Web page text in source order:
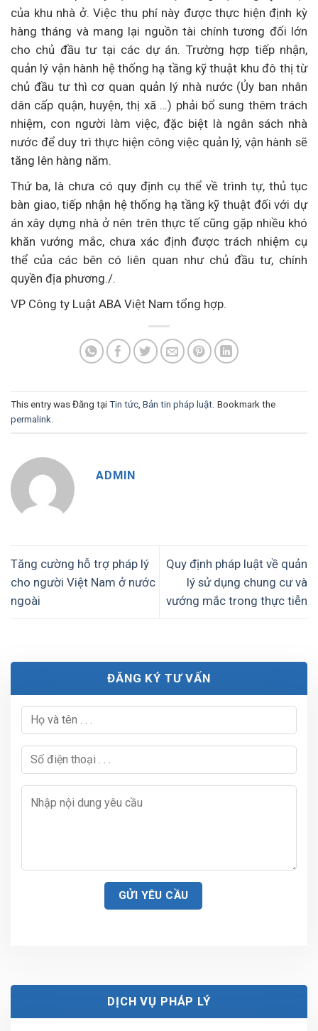
của khu nhà ở. Việc thu phí này được thực hiện định kỳ
hàng tháng và mang lại nguồn tài chính tương đối lớn
cho chủ đầu tư tại các dự án. Trường hợp tiếp nhận,
quản lý vận hành hệ thống hạ tầng kỹ thuật khu đô thị từ
chủ đầu tư thì cơ quan quản lý nhà nước (Ủy ban nhân
dân cấp quận, huyện, thị xã …) phải bổ sung thêm trách
nhiệm, con người làm việc, đặc biệt là ngân sách nhà
nước để duy trì thực hiện công việc quản lý, vận hành sẽ
tăng lên hàng năm.
Thứ ba, là chưa có quy định cụ thể về trình tự, thủ tục
bàn giao, tiếp nhận hệ thống hạ tầng kỹ thuật đối với dự
án xây dựng nhà ở nên trên thực tế cũng gặp nhiều khó
khăn vướng mắc, chưa xác định được trách nhiệm cụ
thể của các bên có liên quan như chủ đầu tư, chính
quyền địa phương./.
VP Công ty Luật ABA Việt Nam tổng hợp.
This entry was Đăng tại Tin tức Bản tin pháp luật . Bookmark the
permalink
ADMIN
Tăng cường hỗ trợ pháp lý
cho người Việt Nam ở nước
ngoài
Quy định pháp luật về quản
lý sử dụng chung cư và
vướng mắc trong thực tiễn
ĐĂNG KÝ TƯ VẤN
DỊCH VỤ PHÁP LÝ